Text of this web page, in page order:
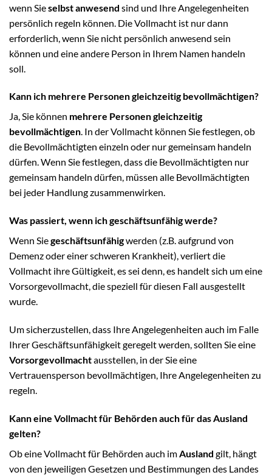
wenn Sieselbst anwesend sind und Ihre Angelegenheiten
persönlich regeln können. Die Vollmacht ist nur dann
erforderlich, wenn Sie nicht persönlich anwesend sein
können und eine andere Person in Ihrem Namen handeln
soll.
Kann ich mehrere Personen gleichzeitig bevollmächtigen?
Ja, Sie können mehrere Personen gleichzeitig
bevollmächtigen. In der Vollmacht können Sie festlegen, ob
die Bevollmächtigten einzeln oder nur gemeinsam handeln
dürfen. Wenn Sie festlegen, dass die Bevollmächtigten nur
gemeinsam handeln dürfen, müssen alle Bevollmächtigten
bei jeder Handlung zusammenwirken.
Was passiert, wenn ich geschäftsunfähig werde?
Wenn Siegeschäftsunfähigwerden (z.B. aufgrund von
Demenz oder einer schweren Krankheit), verliert die
Vollmacht ihre Gültigkeit, es sei denn, es handelt sich um eine
Vorsorgevollmacht, die speziell für diesen Fall ausgestellt
wurde.
Um sicherzustellen, dass Ihre Angelegenheiten auch im Falle
Ihrer Geschäftsunfähigkeit geregelt werden, sollten Sie eine
Vorsorgevollmachtausstellen, in der Sie eine
Vertrauensperson bevollmächtigen, Ihre Angelegenheiten zu
regeln.
Kann eine Vollmacht für Behörden auch für das Ausland
gelten?
Ob eine Vollmacht für Behörden auch im Ausland gilt, hängt
von den jeweiligen Gesetzen und Bestimmungen des Landes